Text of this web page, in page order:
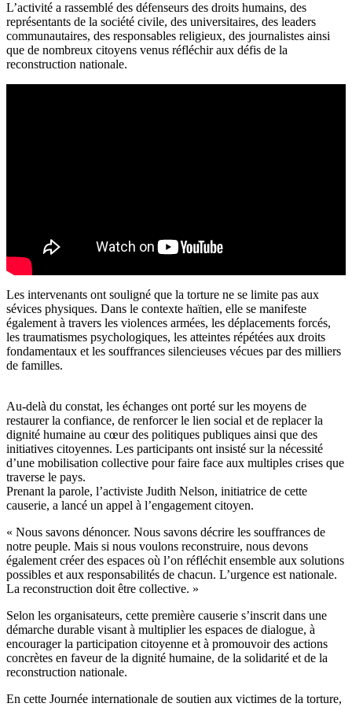
L’activité a rassemblé des défenseurs des droits humains, des
représentants de la société civile, des universitaires, des leaders
communautaires, des responsables religieux, des journalistes ainsi
que de nombreux citoyens venus réfléchir aux défis de la
reconstruction nationale.
Les intervenants ont souligné que la torture ne se limite pas aux
sévices physiques. Dans le contexte haïtien, elle se manifeste
également à travers les violences armées, les déplacements forcés,
les traumatismes psychologiques, les atteintes répétées aux droits
fondamentaux et les souffrances silencieuses vécues par des milliers
de familles.
Au-delà du constat, les échanges ont porté sur les moyens de
restaurer la confiance, de renforcer le lien social et de replacer la
dignité humaine au cœur des politiques publiques ainsi que des
initiatives citoyennes. Les participants ont insisté sur la nécessité
d’une mobilisation collective pour faire face aux multiples crises que
traverse le pays.
Prenant la parole, l’activiste Judith Nelson, initiatrice de cette
causerie, a lancé un appel à l’engagement citoyen.
« Nous savons dénoncer. Nous savons décrire les souffrances de
notre peuple. Mais si nous voulons reconstruire, nous devons
également créer des espaces où l’on réfléchit ensemble aux solutions
possibles et aux responsabilités de chacun. L’urgence est nationale.
La reconstruction doit être collective. »
Selon les organisateurs, cette première causerie s’inscrit dans une
démarche durable visant à multiplier les espaces de dialogue, à
encourager la participation citoyenne et à promouvoir des actions
concrètes en faveur de la dignité humaine, de la solidarité et de la
reconstruction nationale.
En cette Journée internationale de soutien aux victimes de la torture,